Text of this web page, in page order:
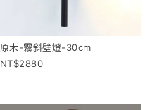
原木-霧斜壁燈-30cm
2880